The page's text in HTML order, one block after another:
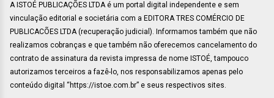
A ISTOÉ PUBLICAÇÕES LTDA é um portal digital independente e sem
vinculação editorial e societária com a EDITORA TRES COMÉRCIO DE
PUBLICACÕES LTDA (recuperação judicial). Informamos também que não
realizamos cobranças e que também não oferecemos cancelamento do
contrato de assinatura da revista impressa de nome ISTOÉ, tampouco
autorizamos terceiros a fazê-lo, nos responsabilizamos apenas pelo
conteúdo digital “https://istoe.com.br” e seus respectivos sites.